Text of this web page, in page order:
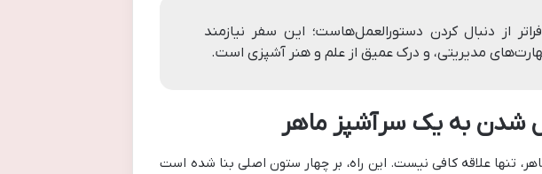
از دنبال کردن دستورالعمل‌هاست؛ این سفر نیازمند
مدیریتی، و درک عمیق از علم و هنر آشپزی است.
شدن به یک سرآشپز ماهر
تنها علاقه کافی نیست. این راه، بر چهار ستون اصلی بنا شده است